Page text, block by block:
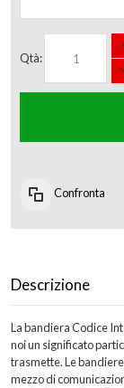
Qtà:
Confronta
Descrizione
La bandiera Codice
noi un significato
trasmette. Le
mezzo di